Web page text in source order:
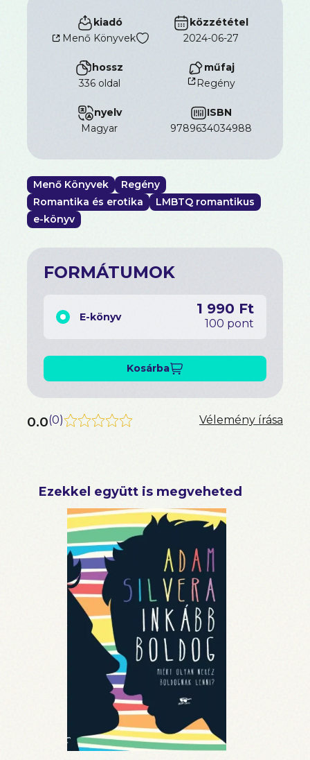
FIRST NOVEL, BOOKLIST EDITORS'
CHOICE, KIRKUS BEST TEEN BOOK OF
2015, AMAZON BEST YOUNG ADULT
NOVEL, REFINERY29.COM BEST DIVERSE YOUNG
ADULT BOOK, POPSUGAR.COM BEST OF
2015, BUSTLE.COM BEST YOUNG ADULT
BOOK, NEW YORK PUBLIC LIBRARY TOP 10
LIBRARY BEST TEEN BOOK, YALSA RAINBOW
LIST SELECTION, YALSA TOP TEN YA NOVEL OF
kiadó
Menő Könyvek
közzététel
2024-06-27
hossz
336 oldal
műfaj
Regény
nyelv
magyar
ISBN
9789634034988
Menő Könyvek
Regény
Romantika és erotika
LMBTQ romantikus
e-könyv
FORMÁTUMOK
E-könyv 1 990 Ft
100 pont
Kosárba
0.0(0) Vélemény írása
Ezekkel együtt is megveheted